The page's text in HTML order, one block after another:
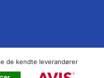
de kendte leverandører